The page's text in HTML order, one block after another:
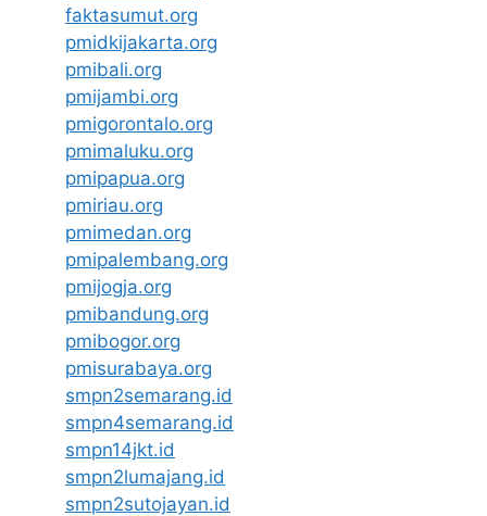
faktasumut.org
pmidkijakarta.org
pmibali.org
pmijambi.org
pmigorontalo.org
pmimaluku.org
pmipapua.org
pmiriau.org
pmimedan.org
pmipalembang.org
pmijogja.org
pmibandung.org
pmibogor.org
pmisurabaya.org
smpn2semarang.id
smpn4semarang.id
smpn14jkt.id
smpn2lumajang.id
smpn2sutojayan.id